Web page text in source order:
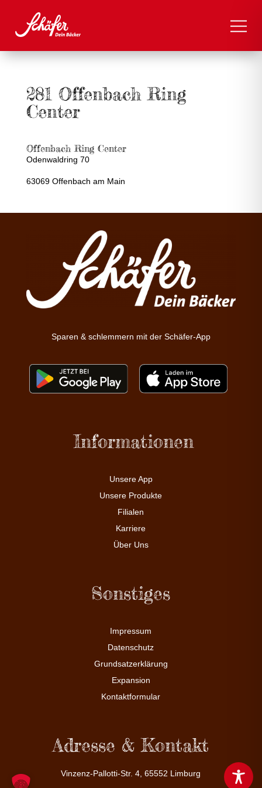
281 Offenbach Ring
Center
Offenbach Ring Center
Odenwaldring 70
63069 Offenbach am Main
Sparen & schlemmern mit der Schäfer-App
Informationen
Unsere App
Unsere Produkte
Filialen
Karriere
Über Uns
Sonstiges
Impressum
Datenschutz
Grundsatzerklärung
Expansion
Kontaktformular
Adresse & Kontakt
Vinzenz-Pallotti-Str. 4, 65552 Limburg